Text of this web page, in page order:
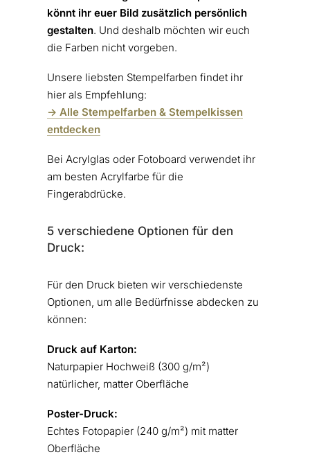
könnt ihr euer Bild zusätzlich persönlich
gestalten. Und deshalb möchten wir euch
die Farben nicht vorgeben.
Unsere liebsten Stempelfarben findet ihr
hier als Empfehlung:
-> Alle Stempelfarben & Stempelkissen
entdecken
Bei Acrylglas oder Fotoboard verwendet ihr
am besten Acrylfarbe für die
Fingerabdrücke.
5 verschiedene Optionen für den
Druck:
Für den Druck bieten wir verschiedenste
Optionen, um alle Bedürfnisse abdecken zu
können:
Druck auf Karton:
Naturpapier Hochweiß (300 g/m²)
natürlicher, matter Oberfläche
Poster-Druck:
Echtes Fotopapier (240 g/m²) mit matter
Oberfläche